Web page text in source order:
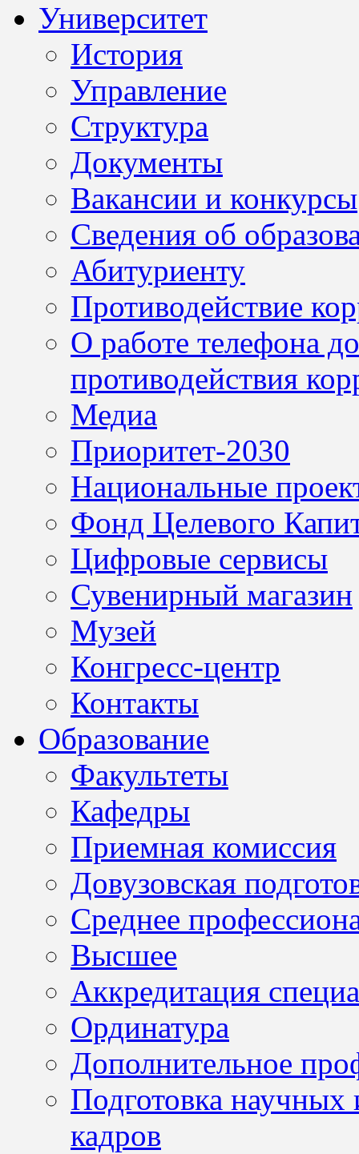
Университет
История
Управление
Структура
Документы
Вакансии и конкурсы
Сведения об
Абитуриенту
Противодействие
О работе телефона
противодействия
Медиа
Приоритет-2030
Национальные
Фонд Целевого
Цифровые сервисы
Сувенирный магазин
Музей
Конгресс-центр
Контакты
Образование
Факультеты
Кафедры
Приемная комиссия
Довузовская
Среднее
Высшее
Аккредитация
Ординатура
Дополнительное
Подготовка научных
кадров